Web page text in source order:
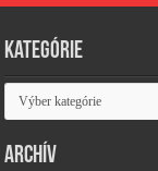
Kategórie
Kategórie
Archív